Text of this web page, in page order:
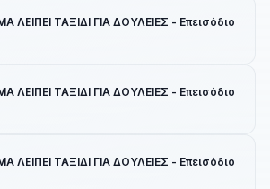
ΛΕΙΠΕΙ ΤΑΞΙΔΙ ΓΙΑ ΔΟΥΛΕΙΕΣ - Επεισόδιο
ΛΕΙΠΕΙ ΤΑΞΙΔΙ ΓΙΑ ΔΟΥΛΕΙΕΣ - Επεισόδιο
ΛΕΙΠΕΙ ΤΑΞΙΔΙ ΓΙΑ ΔΟΥΛΕΙΕΣ - Επεισόδιο